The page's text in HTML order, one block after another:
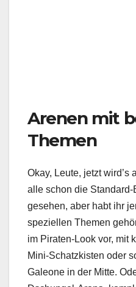
Arenen mit
Themen
Okay, Leute, jetzt wird’s
alle schon die
gesehen, aber habt ihr
speziellen Themen
im Piraten-Look vor, mit
Mini-Schatzkisten oder
Galeone in der Mitte.